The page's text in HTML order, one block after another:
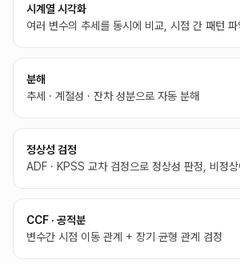
시계열 시각화
여러 변수의 추세를 동시에 비교, 시점 간 패턴 파
분해
추세 · 계절성 · 잔차 성분으로 자동 분해
정상성 검정
ADF · KPSS 교차 검정으로 정상성 판정, 비정
CCF · 공적분
변수간 시점 이동 관계 + 장기 균형 관계 검정